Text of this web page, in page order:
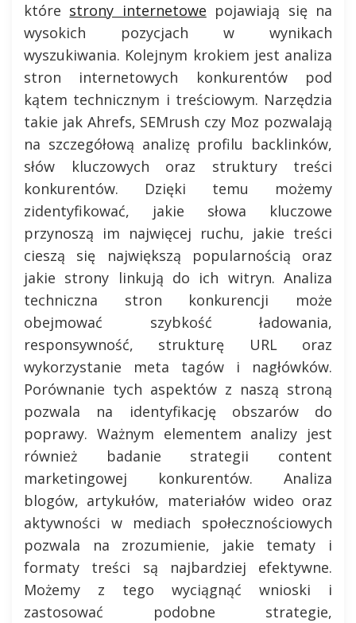
które strony internetowe pojawiają się na
wysokich pozycjach w wynikach
wyszukiwania. Kolejnym krokiem jest analiza
stron internetowych konkurentów pod
kątem technicznym i treściowym. Narzędzia
takie jak Ahrefs, SEMrush czy Moz pozwalają
na szczegółową analizę profilu backlinków,
słów kluczowych oraz struktury treści
konkurentów. Dzięki temu możemy
zidentyfikować, jakie słowa kluczowe
przynoszą im najwięcej ruchu, jakie treści
cieszą się największą popularnością oraz
jakie strony linkują do ich witryn. Analiza
techniczna stron konkurencji może
obejmować szybkość ładowania,
responsywność, strukturę URL oraz
wykorzystanie meta tagów i nagłówków.
Porównanie tych aspektów z naszą stroną
pozwala na identyfikację obszarów do
poprawy. Ważnym elementem analizy jest
również badanie strategii content
marketingowej konkurentów. Analiza
blogów, artykułów, materiałów wideo oraz
aktywności w mediach społecznościowych
pozwala na zrozumienie, jakie tematy i
formaty treści są najbardziej efektywne.
Możemy z tego wyciągnąć wnioski i
zastosować podobne strategie,